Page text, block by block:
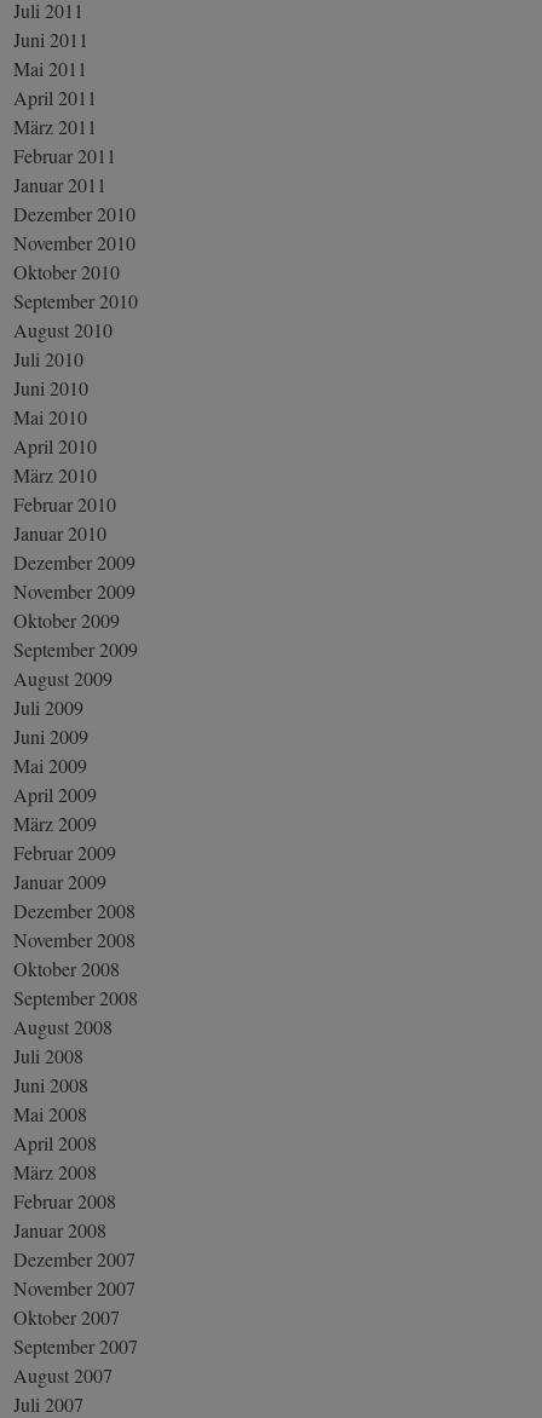
Juli 2011
Juni 2011
Mai 2011
April 2011
März 2011
Februar 2011
Januar 2011
Dezember 2010
November 2010
Oktober 2010
September 2010
August 2010
Juli 2010
Juni 2010
Mai 2010
April 2010
März 2010
Februar 2010
Januar 2010
Dezember 2009
November 2009
Oktober 2009
September 2009
August 2009
Juli 2009
Juni 2009
Mai 2009
April 2009
März 2009
Februar 2009
Januar 2009
Dezember 2008
November 2008
Oktober 2008
September 2008
August 2008
Juli 2008
Juni 2008
Mai 2008
April 2008
März 2008
Februar 2008
Januar 2008
Dezember 2007
November 2007
Oktober 2007
September 2007
August 2007
Juli 2007